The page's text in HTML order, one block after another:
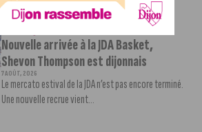
INFOS
Nouvelle arrivée à la JDA Basket,
Shevon Thompson est dijonnais
7 AOÛT, 2026
Le mercato estival de la JDA n’est pas encore terminé.
Une nouvelle recrue vient...